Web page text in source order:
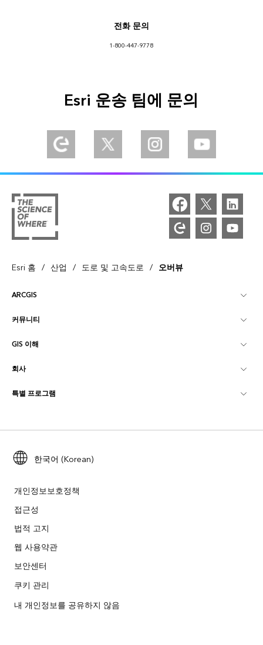
전화 문의
1-800-447-9778
Esri 운송 팀에 문의
Esri 홈 / 산업 / 도로 및 고속도로 / 오버뷰
ARCGIS
ArcGIS Overview
매핑
ArcGIS Online
Developer Technology
ArcGIS Location Platform
Esri 스토어
ArcGIS Architecture Center
커뮤니티
Esri 커뮤니티
ArcGIS Blog
사용자 리서치 및 테스트
Esri Young Professionals Network
이벤트
GIS 이해
GIS란?
로케이션 인텔리전스
교육
ArcUser
ArcWatch
Esri 비디오
회사
Esri 정보
채용
파트너
기업윤리강령
환경 및 지속가능성 이니셔티브
사이트맵
특별 프로그램
ArcGIS for Student Use
재난 대응
교육
비영리기관
인종 평등
한국어 (Korean)
개인정보보호정책
접근성
법적 고지
웹 사용약관
보안센터
쿠키 관리
내 개인정보를 공유하지 않음